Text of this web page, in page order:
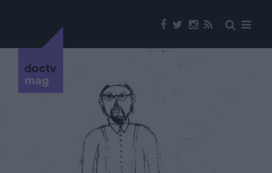
doctv
mag